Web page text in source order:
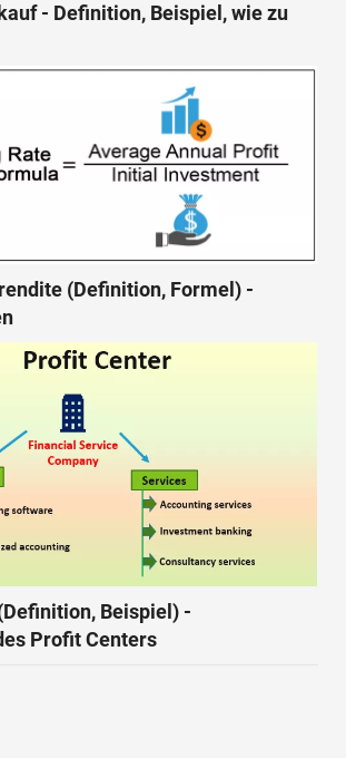
- Definition, Beispiel, wie zu
(Definition, Formel) -
Beispiel) -
Profit Centers